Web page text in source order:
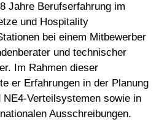
Jahre Berufserfahrung im
und Hospitality
bei einem Mitbewerber
und technischer
Im Rahmen dieser
er Erfahrungen in der Planung
Verteilsystemen sowie in
Ausschreibungen.